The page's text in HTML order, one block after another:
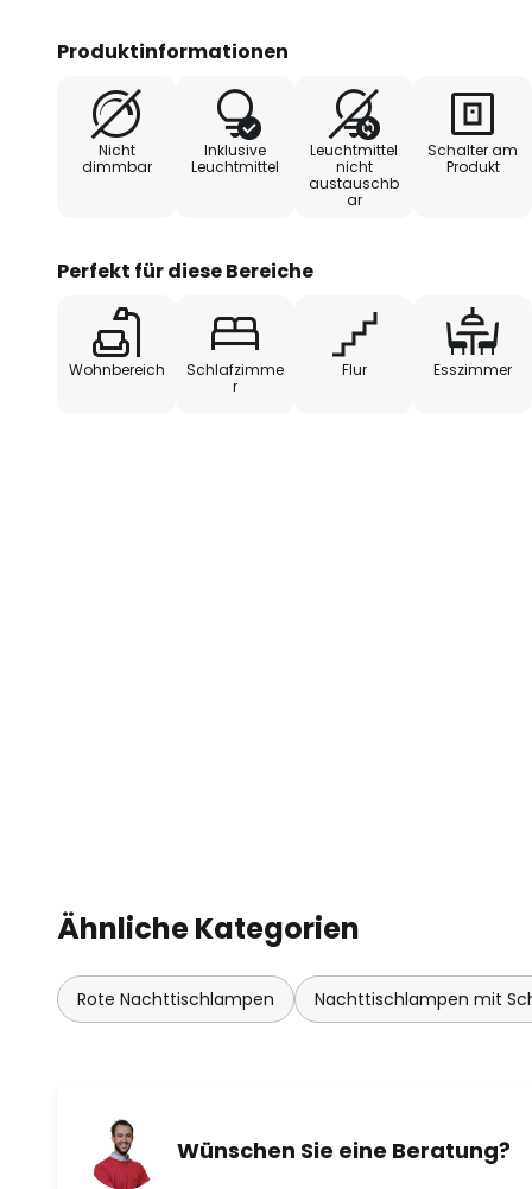
Rahmen in Szene. Die Leuchte
satiniertem Finish.
- Lieferung mit USB-Ladekabel
Produktinformationen
Nicht
dimmbar
Inklusive
Leuchtmittel
Leuchtmittel
nicht
austauschb
ar
Schalter am
Produkt
Perfekt für diese Bereiche
Wohnbereich
Schlafzimme
r
Flur Esszimmer
Ähnliche Kategorien
Rote Nachttischlampen Nachttischlampen mit
Wünschen Sie eine Beratung?